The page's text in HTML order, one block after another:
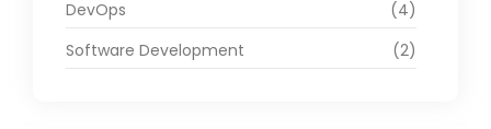
DevOps
(4)
Software Development
(2)